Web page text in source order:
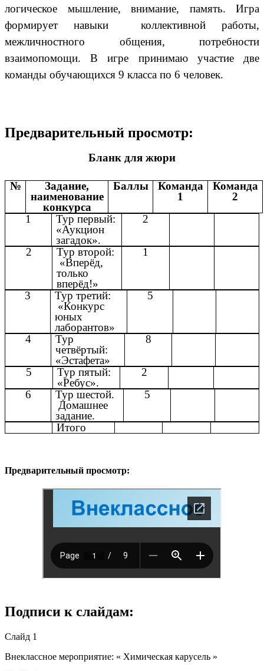
логическое мышление, внимание, память. Игра
формирует навыки коллективной работы,
межличностного общения, потребности
взаимопомощи. В игре принимаю участие две
команды обучающихся 9 класса по 6 человек.
Предварительный просмотр:
Бланк для жюри
№
Задание,
наименование
конкурса
Баллы
Команда
1
Команда
2
1
Тур первый:
«Аукцион
загадок».
2
2
Тур второй:
«Вперёд,
только
вперёд!»
1
3
Тур третий:
«Конкурс
юных
лаборантов»
5
4
Тур
четвёртый:
«Эстафета»
8
5
Тур пятый:
«Ребус».
2
6
Тур шестой.
Домашнее
задание.
5
Итого
Предварительный просмотр:
Подписи к слайдам:
Слайд 1
Внеклассное мероприятие: « Химическая карусель »